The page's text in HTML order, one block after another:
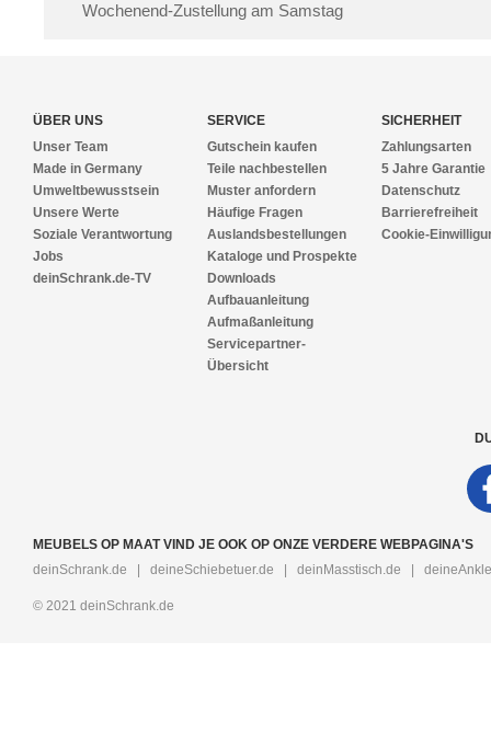
Wochenend-Zustellung am Samstag
ÜBER UNS
Unser Team
Made in Germany
Umweltbewusstsein
Unsere Werte
Soziale Verantwortung
Jobs
deinSchrank.de-TV
SERVICE
Gutschein kaufen
Teile nachbestellen
Muster anfordern
Häufige Fragen
Auslandsbestellungen
Kataloge und Prospekte
Downloads
Aufbauanleitung
Aufmaßanleitung
Servicepartner-
Übersicht
SICHERHEIT
Zahlungsarten
5 Jahre Garantie
Datenschutz
Barrierefreiheit
Cookie-
MEUBELS OP MAAT VIND JE OOK OP ONZE VERDERE WEBPAGINA'S
deinSchrank.de | deineSchiebetuer.de | deinMasstisch.de |
© 2021 deinSchrank.de